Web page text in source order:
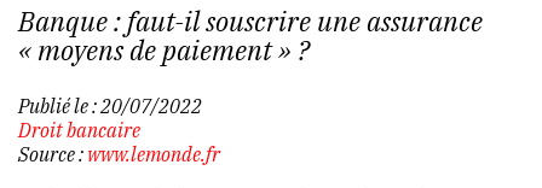
Banque : faut-il souscrire une assurance
« moyens de paiement » ?
Publié le :20/07/2022
Droit bancaire
Source : www.lemonde.fr